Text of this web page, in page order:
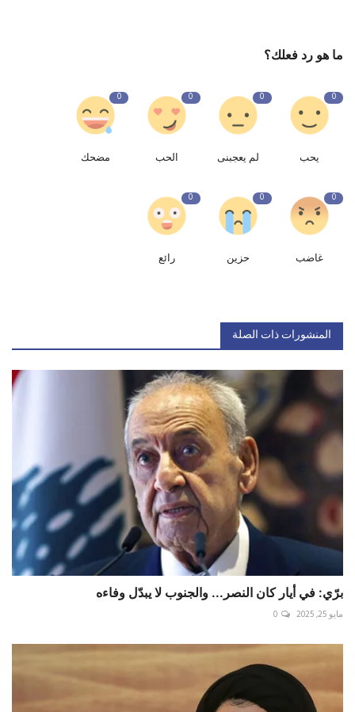
ما هو رد فعلك؟
0
يحب
0
لم يعجبنى
0
الحب
0
مضحك
0
غاضب
0
حزين
0
رائع
المنشورات ذات الصلة
برّي: في أيار كان النصر... والجنوب لا يبدّل وفاءه
مايو 25, 2025 0